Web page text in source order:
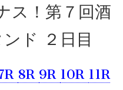
ス！第７回酒
ド ２日目
8R 9R 10R 11R